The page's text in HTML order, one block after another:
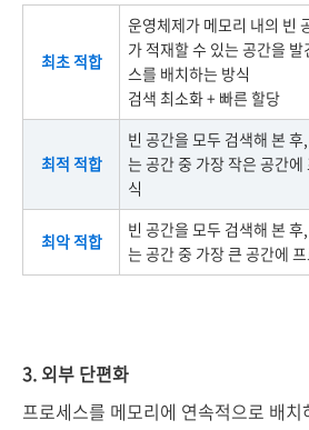
최초 적합
운영체제가 메모리 내의 빈
가 적재할 수 있는 공간을
스를 배치하는 방식
검색 최소화 + 빠른 할당
최적 적합
빈 공간을 모두 검색해 본
는 공간 중 가장 작은 공간
식
최악 적합
빈 공간을 모두 검색해 본
는 공간 중 가장 큰 공간에
3. 외부 단편화
프로세스를 메모리에 연속적으로 배